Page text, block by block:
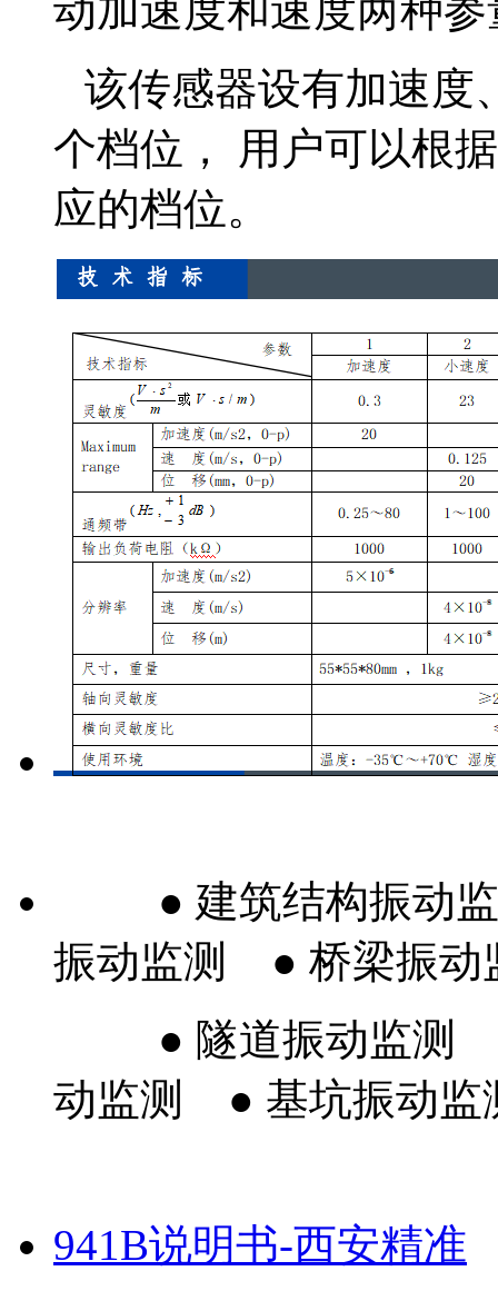
动加速度和速度两种参
该传感器设有加速度
个档位，
用户可以根
应的档位。
● 建筑结构振动
振动监测 ● 桥梁振动
● 隧道振动监
动监测 ● 基坑振动监
941B说明书-西安精准